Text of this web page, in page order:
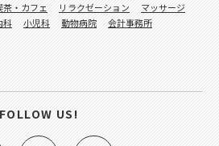
茶・カフェ リラクゼーション
マッサージ
科 小児科 動物病院
会計事務所
FOLLOW US!